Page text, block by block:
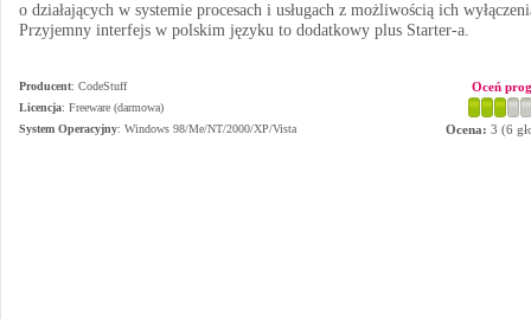
o działających w systemie procesach i usługach z możliwością ich
Przyjemny interfejs w polskim języku to dodatkowy plus Starter-a.
Producent: CodeStuff
Licencja: Freeware (darmowa)
System Operacyjny: Windows 98/Me/NT/2000/XP/Vista
Oceń
Ocena: 3 (6